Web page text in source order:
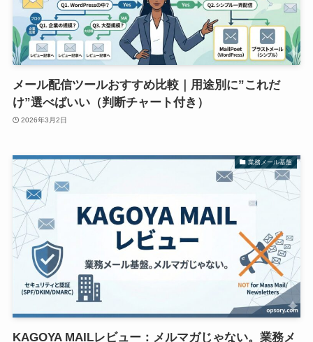
メール配信ツールおすすめ比較｜用途別に”これだ
け”選べばいい（判断チャート付き）
2026年3月2日
業務メール基盤
KAGOYA MAILレビュー：メルマガじゃない。業務メ